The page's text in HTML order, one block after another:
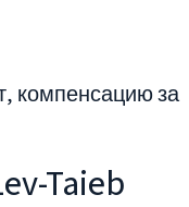
компенсацию за
Taieb